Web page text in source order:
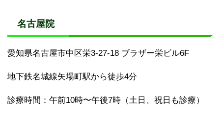
名古屋院
愛知県名古屋市中区栄3-27-18 ブラザー栄ビル6F
地下鉄名城線矢場町駅から徒歩4分
診療時間：午前10時〜午後7時（土日、祝日も診療）